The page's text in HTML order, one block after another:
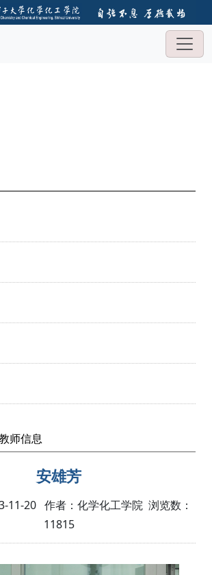
师信息
安雄芳
11-20 作者：化学化工学院 浏览数：
11815